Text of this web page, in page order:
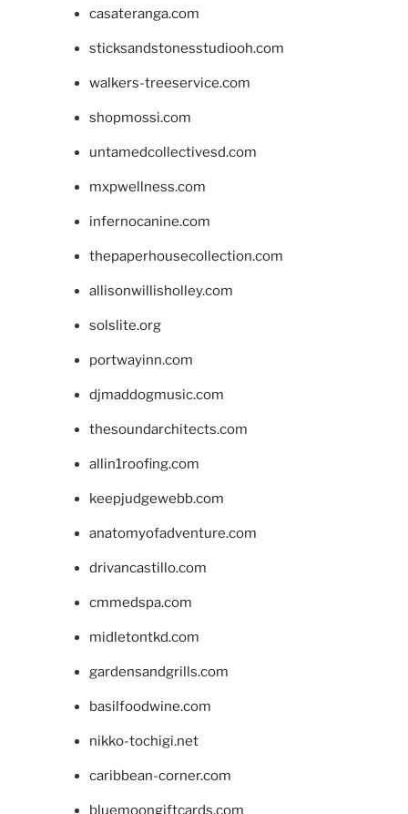
casateranga.com
sticksandstonesstudiooh.com
walkers-treeservice.com
shopmossi.com
untamedcollectivesd.com
mxpwellness.com
infernocanine.com
thepaperhousecollection.com
allisonwillisholley.com
solslite.org
portwayinn.com
djmaddogmusic.com
thesoundarchitects.com
allin1roofing.com
keepjudgewebb.com
anatomyofadventure.com
drivancastillo.com
cmmedspa.com
midletontkd.com
gardensandgrills.com
basilfoodwine.com
nikko-tochigi.net
caribbean-corner.com
bluemoongiftcards.com